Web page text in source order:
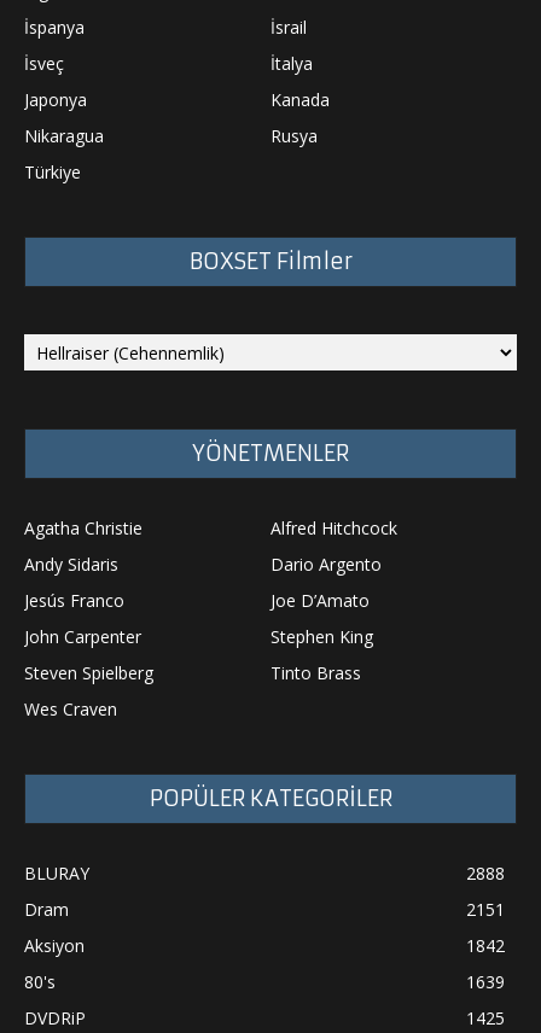
İspanya
İsrail
İsveç
İtalya
Japonya
Kanada
Nikaragua
Rusya
Türkiye
BOXSET Filmler
YÖNETMENLER
Agatha Christie
Alfred Hitchcock
Andy Sidaris
Dario Argento
Jesús Franco
Joe D’Amato
John Carpenter
Stephen King
Steven Spielberg
Tinto Brass
Wes Craven
POPÜLER KATEGORİLER
BLURAY
2888
Dram
2151
Aksiyon
1842
80's
1639
DVDRiP
1425